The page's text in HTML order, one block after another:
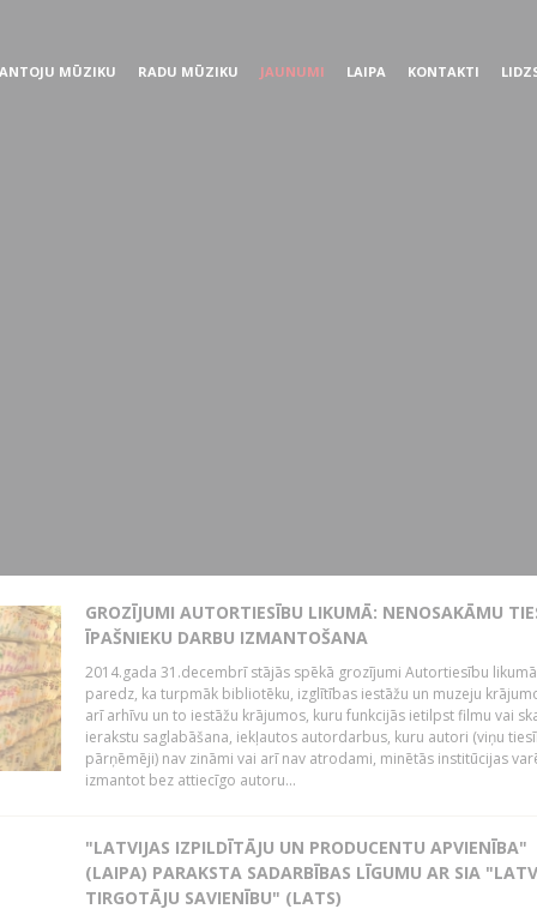
MŪZIKU RADU MŪZIKU JAUNUMI LAIPA KONTAKTI
GROZĪJUMI AUTORTIESĪBU LIKUMĀ: NENOSAKĀMU
ĪPAŠNIEKU DARBU IZMANTOŠANA
2014.gada 31.decembrī stājās spēkā grozījumi Autortiesību
paredz, ka turpmāk bibliotēku, izglītības iestāžu un muzeju
arī arhīvu un to iestāžu krājumos, kuru funkcijās ietilpst filmu vai
ierakstu saglabāšana, iekļautos autordarbus, kuru autori (viņu
pārņēmēji) nav zināmi vai arī nav atrodami, minētās institūcijas
izmantot bez attiecīgo autoru...
"LATVIJAS IZPILDĪTĀJU UN PRODUCENTU APVIENĪBA"
(LAIPA) PARAKSTA SADARBĪBAS LĪGUMU AR SIA
TIRGOTĀJU SAVIENĪBU" (LATS)